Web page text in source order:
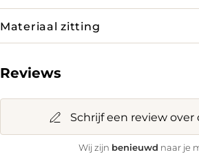
Materiaal zitting
Reviews
Schrijf een review
Wij zijn benieuwd naar je